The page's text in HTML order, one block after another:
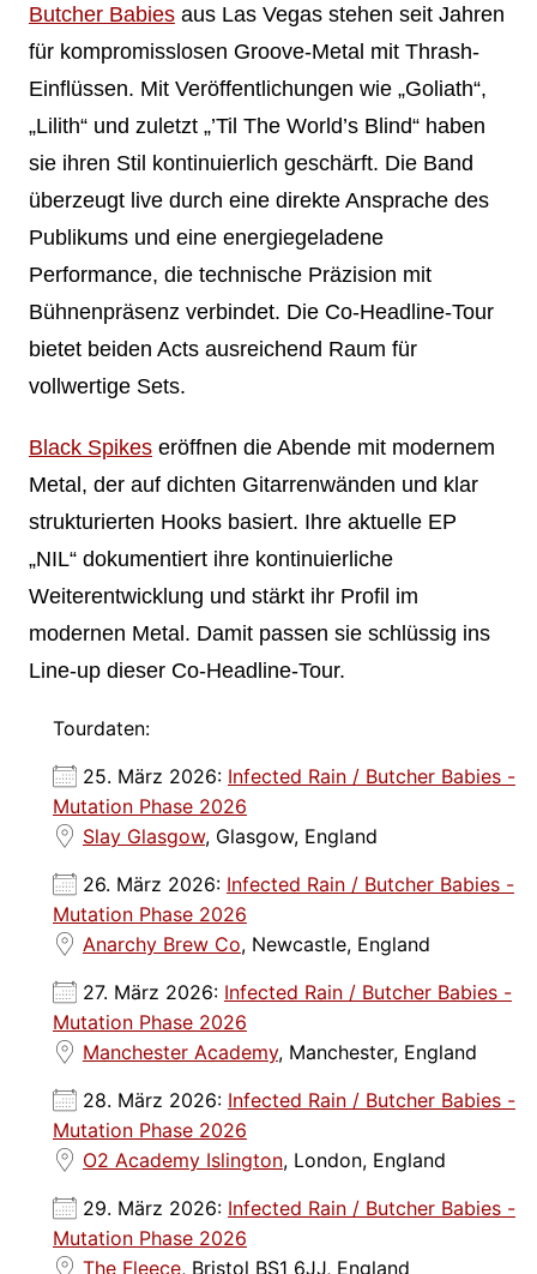
Butcher Babiesaus Las Vegas stehen seit Jahren
für kompromisslosen Groove-Metal mit Thrash-
Einflüssen. Mit Veröffentlichungen wie „Goliath“,
„Lilith“ und zuletzt „’Til The World’s Blind“ haben
sie ihren Stil kontinuierlich geschärft. Die Band
überzeugt live durch eine direkte Ansprache des
Publikums und eine energiegeladene
Performance, die technische Präzision mit
Bühnenpräsenz verbindet. Die Co-Headline-Tour
bietet beiden Acts ausreichend Raum für
vollwertige Sets.
Black Spikeseröffnen die Abende mit modernem
Metal, der auf dichten Gitarrenwänden und klar
strukturierten Hooks basiert. Ihre aktuelle EP
„NIL“ dokumentiert ihre kontinuierliche
Weiterentwicklung und stärkt ihr Profil im
modernen Metal. Damit passen sie schlüssig ins
Line-up dieser Co-Headline-Tour.
Tourdaten:
25. März 2026: Infected Rain / Butcher Babies -
Mutation Phase 2026
Slay Glasgow, Glasgow, England
26. März 2026: Infected Rain / Butcher Babies -
Mutation Phase 2026
Anarchy Brew Co, Newcastle, England
27. März 2026: Infected Rain / Butcher Babies -
Mutation Phase 2026
Manchester Academy, Manchester, England
28. März 2026: Infected Rain / Butcher Babies -
Mutation Phase 2026
O2 Academy Islington, London, England
29. März 2026: Infected Rain / Butcher Babies -
Mutation Phase 2026
The Fleece, Bristol BS1 6JJ, England